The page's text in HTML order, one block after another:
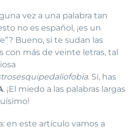
vez a una palabra tan
no es español, ¡es un
Bueno, si te sudan las
con más de veinte letras, tal
. Sí, has
. ¡El miedo a las palabras largas
en este artículo vamos a